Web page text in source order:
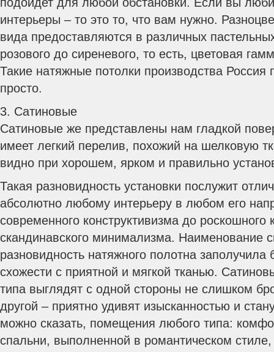
интерьеры – то это то, что вам нужно.
вида предоставляются в различных
розового до сиреневого, то есть, цветовая
Такие натяжные потолки производства Россия
просто.
3. Сатиновые
Сатиновые же представлены нам гладкой
имеет легкий перелив, похожий на шелковую
видно при хорошем, ярком и правильно
Такая разновидность установки послужит
абсолютно любому интерьеру в любом его
современного конструктивизма до роскошного
скандинавского минимализма. Наименование
разновидность натяжного полотна заполучила
схожести с приятной и мягкой тканью.
типа выглядят с одной стороны не слишком
другой – приятно удивят изысканностью и
можно сказать, помещения любого типа:
спальни, выполненной в романтическом